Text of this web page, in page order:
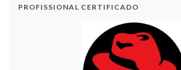
PROFISSIONAL CERTIFICADO